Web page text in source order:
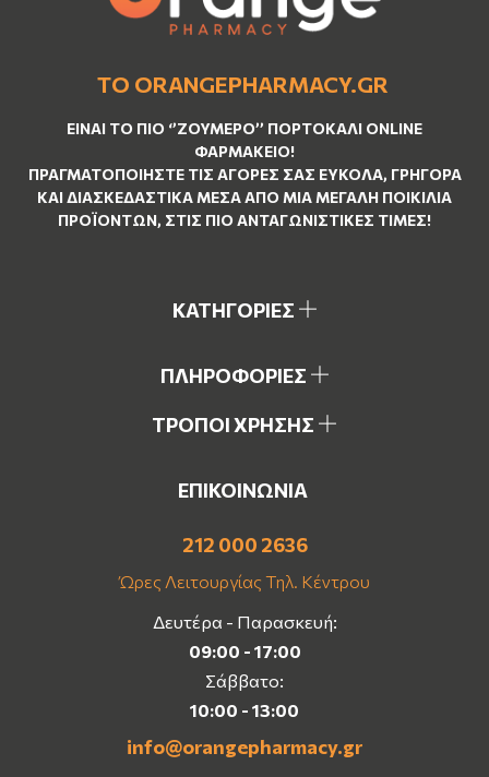
ΤΟ ORANGEPHARMACY.GR
ΕΊΝΑΙ ΤO ΠΙΟ ‘’ΖΟΥΜΕΡΌ’’ ΠΟΡΤΟΚΑΛΊ ΟNLINE
ΦΑΡΜΑΚΕΊΟ!
ΠΡΑΓΜΑΤΟΠΟΙΉΣΤΕ ΤΙΣ ΑΓΟΡΈΣ ΣΑΣ ΕΎΚΟΛΑ, ΓΡΉΓΟΡΑ
ΚΑΙ ΔΙΑΣΚΕΔΑΣΤΙΚΆ ΜΈΣΑ ΑΠΌ ΜΙΑ ΜΕΓΆΛΗ ΠΟΙΚΙΛΊΑ
ΠΡΟΪΌΝΤΩΝ, ΣΤΙΣ ΠΙΟ ΑΝΤΑΓΩΝΙΣΤΙΚΈΣ ΤΙΜΈΣ!
ΚΑΤΗΓΟΡΙΕΣ
ΠΛΗΡΟΦΟΡΙΕΣ
ΤΡΟΠΟΙ ΧΡΗΣΗΣ
ΕΠΙΚΟΙΝΩΝΙΑ
212 000 2636
Ώρες Λειτουργίας Τηλ. Κέντρου
Δευτέρα - Παρασκευή:
09:00 - 17:00
Σάββατο:
10:00 - 13:00
info@orangepharmacy.gr